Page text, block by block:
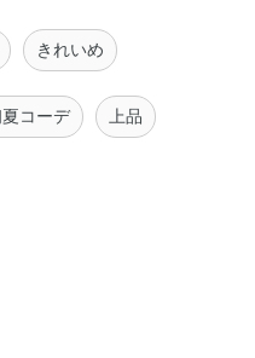
きれいめ
コーデ 上品